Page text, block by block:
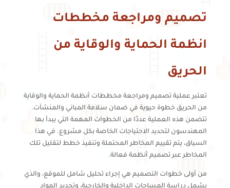
تصميم ومراجعة مخططات
انظمة الحماية والوقاية من
الحريق
تعتبر عملية تصميم ومراجعة مخططات أنظمة الحماية والوقاية
من الحريق خطوة حيوية في ضمان سلامة المباني والمنشآت.
تتضمن هذه العملية عددًا من الخطوات المهمة التي يبدأ بها
المهندسون لتحديد الاحتياجات الخاصة بكل مشروع. في هذا
السياق، يتم تقييم المخاطر المحتملة وتنفيذ خطط لتقليل تلك
المخاطر عبر تصميم أنظمة فعالة.
من أولى خطوات التصميم هي إجراء تحليل شامل للموقع، والذي
يشمل دراسة المساحات الداخلية والخارجية، وتحديد المواد